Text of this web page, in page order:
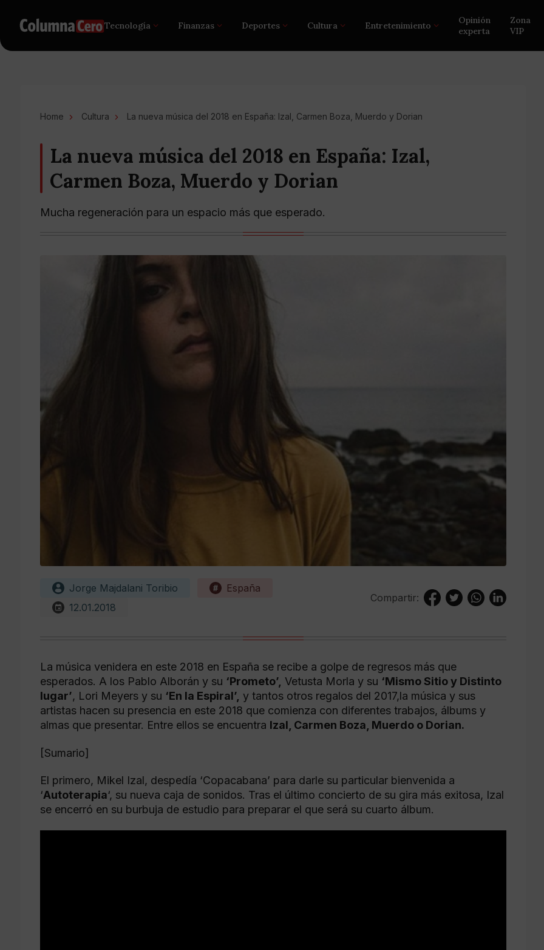
Tecnología Finanzas Deportes Cultura Entretenimiento
Opinión
experta
Zona
VIP
Home Cultura La nueva música del 2018 en España: Izal, Carmen Boza, Muerdo y Dorian
La nueva música del 2018 en España: Izal,
Carmen Boza, Muerdo y Dorian
Mucha regeneración para un espacio más que esperado.
Jorge Majdalani Toribio
España
12.01.2018
Compartir:
La música venidera en este 2018 en España se recibe a golpe de regresos más que
esperados. A los Pablo Alborán y su ‘Prometo’, Vetusta Morla y su ‘Mismo Sitio y Distinto
lugar’, Lori Meyers y su ‘En la Espiral’, y tantos otros regalos del 2017,la música y sus
artistas hacen su presencia en este 2018 que comienza con diferentes trabajos, álbums y
almas que presentar. Entre ellos se encuentra Izal, Carmen Boza, Muerdo o Dorian.
[Sumario]
El primero, Mikel Izal, despedía ‘Copacabana’ para darle su particular bienvenida a
‘Autoterapia‘, su nueva caja de sonidos. Tras el último concierto de su gira más exitosa, Izal
se encerró en su burbuja de estudio para preparar el que será su cuarto álbum.